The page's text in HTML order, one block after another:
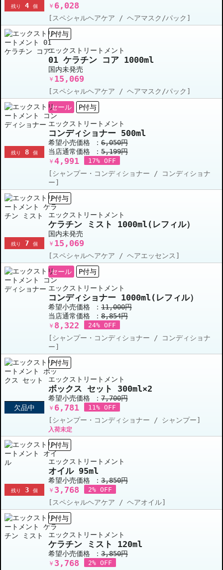
残り 4 個 ￥ 6,028
[スペシャルヘアケア / ヘアマスク/パック]
P付与
エックストリートメント
01 ケラチン コア 1000ml
国内未発売
￥ 15,069
[スペシャルヘアケア / ヘアマスク/パック]
残り 8 個
セール P付与
エックストリートメント
コンディショナー 500ml
希望小売価格 ： 6,050円
当店通常価格 ： 5,199円
￥ 4,991 17% OFF
[シャンプー・コンディショナー / コンディショナ
ー]
残り 7 個
P付与
エックストリートメント
ケラチン ミスト 1000ml(レフィル）
国内未発売
￥ 15,069
[スペシャルヘアケア / ヘアエッセンス]
セール
P付与
エックストリートメント
コンディショナー 1000ml(レフィル）
希望小売価格 ： 11,000円
当店通常価格 ： 8,854円
￥ 8,322 24% OFF
[シャンプー・コンディショナー / コンディショナ
ー]
欠品中
P付与
エックストリートメント
ボックス セット 300ml×2
希望小売価格 ： 7,700円
￥ 6,781 11% OFF
[シャンプー・コンディショナー / シャンプー]
入荷未定
残り 3 個
P付与
エックストリートメント
オイル 95ml
希望小売価格 ： 3,850円
￥ 3,768 2% OFF
[スペシャルヘアケア / ヘアオイル]
P付与
エックストリートメント
ケラチン ミスト 120ml
希望小売価格 ： 3,850円
￥ 3,768 2% OFF